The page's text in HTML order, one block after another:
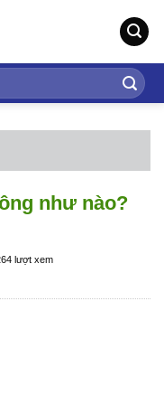
như nào?
lượt xem